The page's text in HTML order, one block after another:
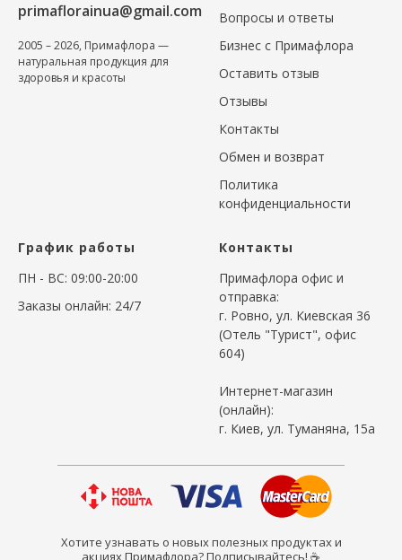
primaflorainua@gmail.com
2005 – 2026, Примафлора —
натуральная продукция для
здоровья и красоты
Вопросы и ответы
Бизнес с Примафлора
Оставить отзыв
Отзывы
Контакты
Обмен и возврат
Политика
конфиденциальности
График работы
ПН - ВС: 09:00-20:00
Заказы онлайн: 24/7
Контакты
Примафлора офис и
отправка:
г. Ровно, ул. Киевская 36
(Отель "Турист", офис
604)
Интернет-магазин
(онлайн):
г. Киев, ул. Туманяна, 15а
Хотите узнавать о новых полезных продуктах и
акциях Примафлора? Подписывайтесь! ☕